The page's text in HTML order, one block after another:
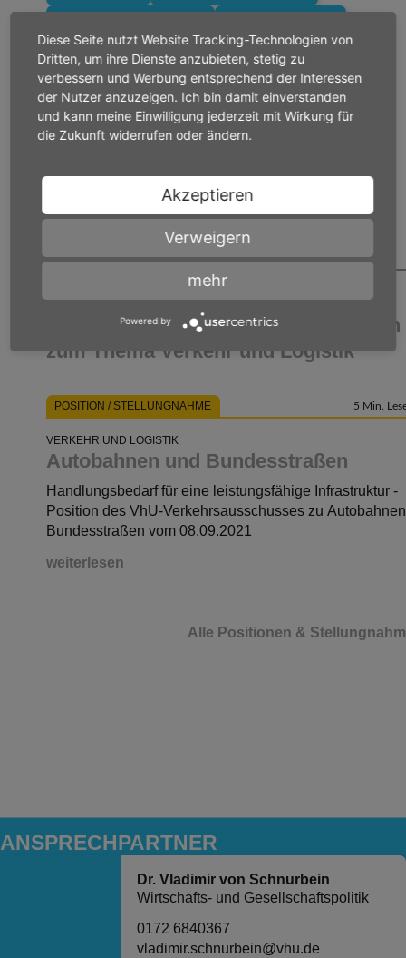
SICHERHEIT LKW
Beitrag teilen
Weitere Positionen & Stellungnahmen
zum Thema Verkehr und Logistik
POSITION / STELLUNGNAHME 5 Min.
VERKEHR UND LOGISTIK
Autobahnen und Bundesstraßen
Handlungsbedarf für eine leistungsfähige Infrastruktur -
Position des VhU-Verkehrsausschusses zu
Bundesstraßen vom 08.09.2021
weiterlesen
Alle Positionen &
ANSPRECH­PARTNER
Dr. Vladimir von Schnurbein
Wirtschafts- und Gesellschaftspolitik
0172 6840367
vladimir.schnurbein@vhu.de
Diese Seite nutzt Website Tracking-Technologien von
Dritten, um ihre Dienste anzubieten, stetig zu
verbessern und Werbung entsprechend der Interessen
der Nutzer anzuzeigen. Ich bin damit einverstanden
und kann meine Einwilligung jederzeit mit Wirkung für
die Zukunft widerrufen oder ändern.
Akzeptieren
Verweigern
mehr
Powered by